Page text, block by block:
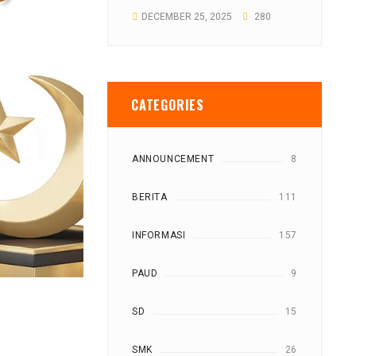
DECEMBER 25, 2025 280
CATEGORIES
ANNOUNCEMENT 8
BERITA 111
INFORMASI 157
PAUD 9
SD 15
SMK 26